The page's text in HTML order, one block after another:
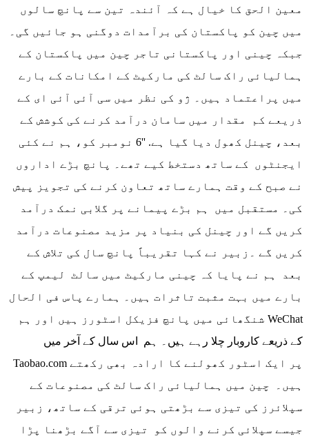
معین الحق کا خیال ہے کہ آئندہ تین سے پانچ سالوں
میں چین کو پاکستان کی برآمدات دوگنی ہو جائیں گی۔
جبکہ چینی اور پاکستانی تاجر چین میں پاکستان کے
ہمالیائی راک سالٹ کی مارکیٹ کے امکانات کے بارے
میں پراعتماد ہیں۔ ژو کی نظر میں سی آئی آئی ای کے
ذریعے کم مقدار میں سامان درآمد کرنے کی کوشش کے
بعد، چینل کھول دیا گیا ہے. ''6 نومبر کو، ہم نے کئی
ایجنٹوں کے ساتھ دستخط کیے تھے۔ پانچ بڑے اداروں
نے صبح کے وقت ہمارے ساتھ تعاون کرنے کی تجویز پیش
کی۔ مستقبل میں ہم بڑے پیمانے پر گلابی نمک درآمد
کریں گے اور چینل کی بنیاد پر مزید مصنوعات درآمد
کریں گے ۔زبیر نے کہا تقریباً پانچ سال کی تلاش کے
بعد ہم نے پایا کہ چینی مارکیٹ میں سالٹ لیمپ کے
بارے میں بہت مثبت تاثرات ہیں۔ ہمارے پاس فی الحال
شنگھائی میں پانچ فزیکل اسٹورز ہیں اور ہم WeChat
کے ذریعے کاروبار چلا رہے ہیں۔ ہم اس سال کے آخر میں
Taobao.com پر ایک اسٹور کھولنے کا ارادہ بھی رکھتے
ہیں۔ چین میں ہمالیائی راک سالٹ کی مصنوعات کے
سپلائرز کی تیزی سے بڑھتی ہوئی ترقی کے ساتھ، زبیر
جیسے سپلائی کرنے والوں کو تیزی سے آگے بڑھنا پڑا